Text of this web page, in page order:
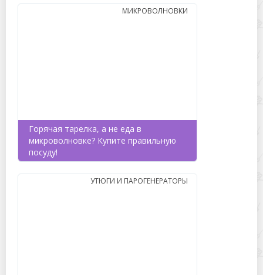
Горячая тарелка, а не еда в
микроволновке? Купите правильную
посуду!
МИКРОВОЛНОВКИ
УТЮГИ И ПАРОГЕНЕРАТОРЫ